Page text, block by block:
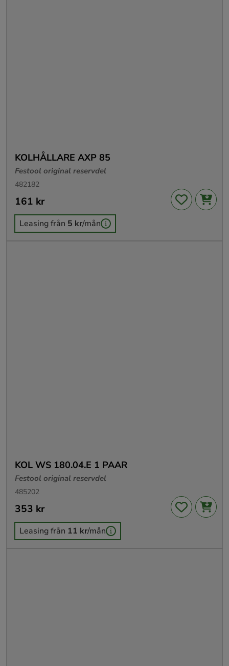
KOLHÅLLARE AXP 85
Festool original reservdel
482182
Pris: 161 kr
161 kr
Leasing från 5 kr/mån
KOL WS 180.04.E 1 PAAR
Festool original reservdel
485202
Pris: 353 kr
353 kr
Leasing från 11 kr/mån